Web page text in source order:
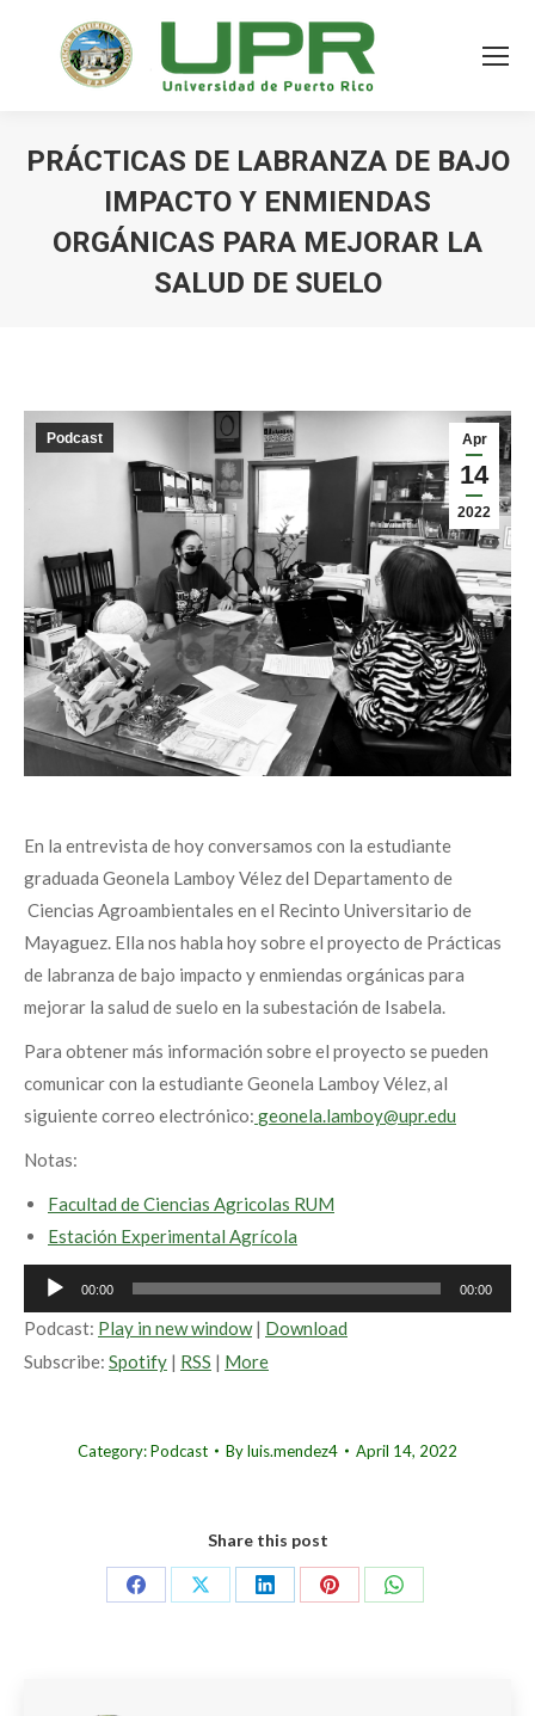
PRÁCTICAS DE LABRANZA DE BAJO
IMPACTO Y ENMIENDAS
ORGÁNICAS PARA MEJORAR LA
SALUD DE SUELO
Apr
14
2022
Podcast
En la entrevista de hoy conversamos con la estudiante
graduada Geonela LamboyVélez del Departamento de
Ciencias Agroambientales en el Recinto Universitario de
Mayaguez. Ella nos habla hoy sobre el proyecto de Prácticas
de labranza de bajo impacto y enmiendas orgánicas para
mejorar la salud de suelo en la subestación de Isabela.
Para obtener más información sobre el proyecto se pueden
comunicar con la estudianteGeonela Lamboy Vélez, al
siguiente correo electrónico: geonela.lamboy@upr.edu
Notas:
Facultad de Ciencias Agricolas RUM
Estación Experimental Agrícola
Audio
Player
00:00 00:00
Podcast: Play in new window| Download
Subscribe: Spotify | RSS | More
Category:Podcast Byluis.mendez4 April 14, 2022
Share this post
Share
Share
Share
Share
Share